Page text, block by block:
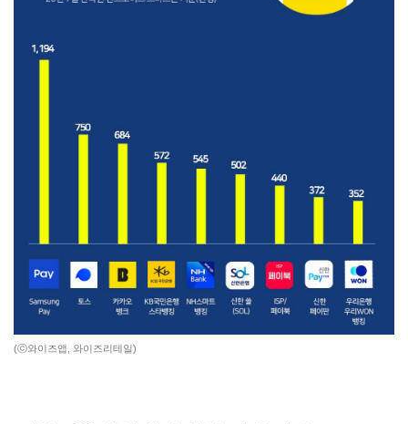
(ⓒ와이즈앱, 와이즈리테일)